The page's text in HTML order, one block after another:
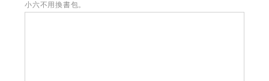
小六不用換書包。